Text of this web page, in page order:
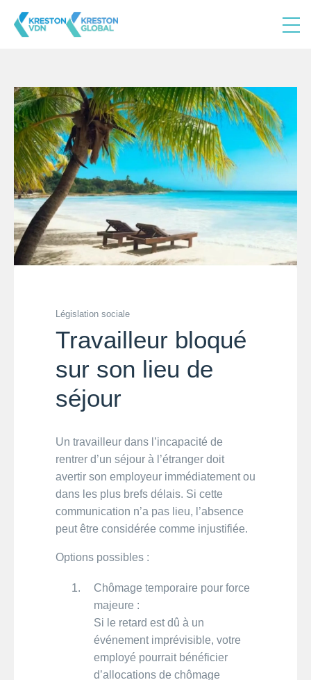
Législation sociale
Travailleur bloqué
sur son lieu de
séjour
Un travailleur dans l’incapacité de
rentrer d’un séjour à l’étranger doit
avertir son employeur immédiatement ou
dans les plus brefs délais. Si cette
communication n’a pas lieu, l’absence
peut être considérée comme injustifiée.
Options possibles :
Chômage temporaire pour force
majeure :
Si le retard est dû à un
événement imprévisible, votre
employé pourrait bénéficier
d’allocations de chômage